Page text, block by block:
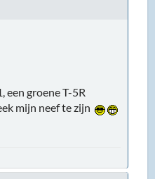
een groene T-5R
mijn neef te zijn